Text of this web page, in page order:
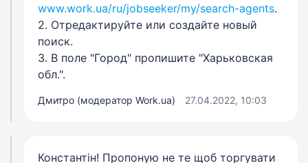
www.work.ua/ru/jobseeker/my/search-agents.
2. Отредактируйте или создайте новый
поиск.
3. В поле "Город" пропишите "Харьковская
обл.".
Дмитро (модератор Work.ua) 27.04.2022, 10:03
Константін! Пропоную не те щоб торгувати